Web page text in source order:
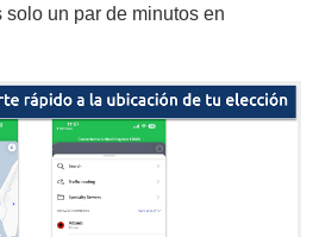
solo un par de minutos en